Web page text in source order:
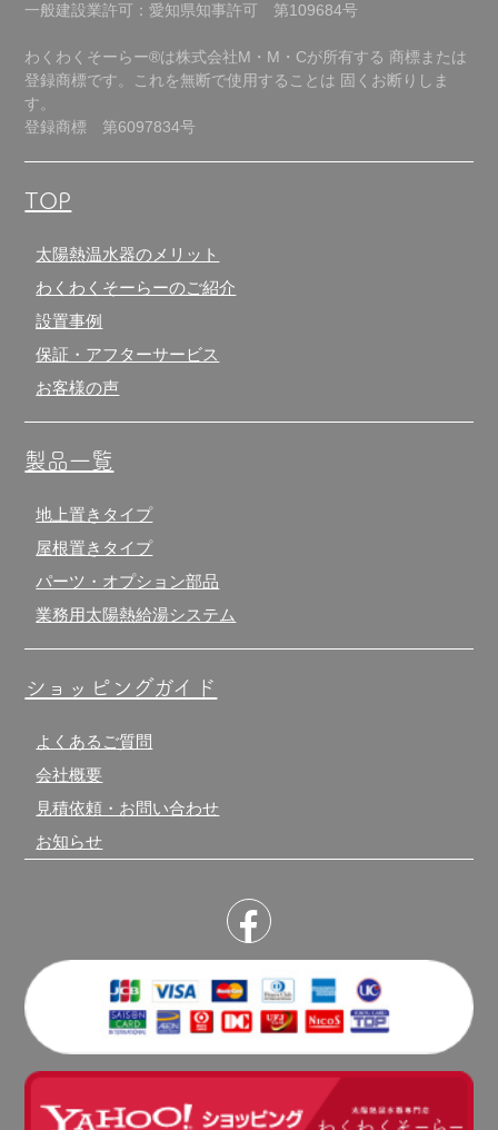
一般建設業許可：愛知県知事許可 第109684号
わくわくそーらー®は株式会社M・M・Cが所有する 商標または
登録商標です。これを無断で使用することは 固くお断りしま
す。
登録商標 第6097834号
TOP
太陽熱温水器のメリット
わくわくそーらーのご紹介
設置事例
保証・アフターサービス
お客様の声
製品一覧
地上置きタイプ
屋根置きタイプ
パーツ・オプション部品
業務用太陽熱給湯システム
ショッピングガイド
よくあるご質問
会社概要
見積依頼・お問い合わせ
お知らせ